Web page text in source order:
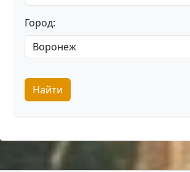
Город:
Найти